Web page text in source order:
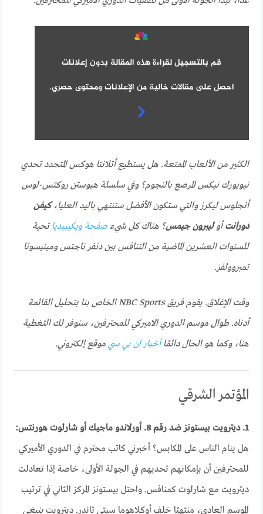
قم بالتسجيل لقراءة هذه المقالة بدون إعلانات
احصل على مقالات خالية من الإعلانات ومحتوى حصري.
الكثير من الألعاب الممتعة. هل يستطيع أتلانتا هوكس المتجدد تحدي
نيويورك نيكس المرصع بالنجوم؟ وفي سلسلة هيوستن روكتس-لوس
أنجلوس ليكرز والتي ستكون الأفضل ستنتهي باليد العليا،كيفن
دورانت أوليبرون جيمس؟ هناك كل شيءصفحة ويكيبيديا تحية
للسنوات العشرين الماضية من التنافس بين دنفر ناجتس ومينيسوتا
تمبروولفز.
وقت الإغلاق. يقوم فريق NBC Sports الخاص بنا بتحليل القائمة
أدناه. طوال موسم الدوري الاميركي للمحترفين، سنوفر لك التغطية
هنا، وكما هو الحال دائمًاأخبار ان بي سي موقع إلكتروني.
المؤتمر الشرقي
1. ديترويت بيستونز ضد رقم 8. أورلاندو ماجيك أو شارلوت هورنتس:
هل ينام الناس على المكابس؟ أخبرني كاتب محترم في الدوري الأميركي
للمحترفين أن بإمكانهم تحديهم في الجولة الأولى، خاصة إذا تعادلت
ديترويت مع شارلوت كمنافس. واحتل بيستونز المركز الثاني في ترتيب
الموسم العادي، منتهيًا خلف أوكلاهوما سيتي ثاندر. ديترويتينبغي